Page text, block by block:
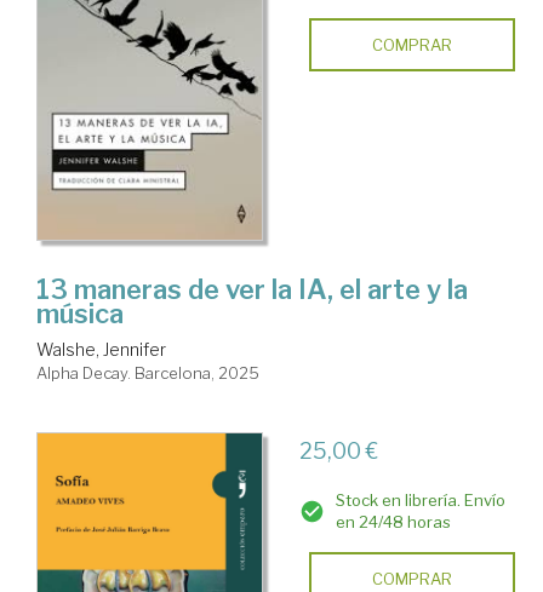
COMPRAR
13 maneras de ver la IA, el arte y la
música
Walshe, Jennifer
Alpha Decay. Barcelona, 2025
25,00 €
Stock en librería. Envío
en 24/48 horas
COMPRAR